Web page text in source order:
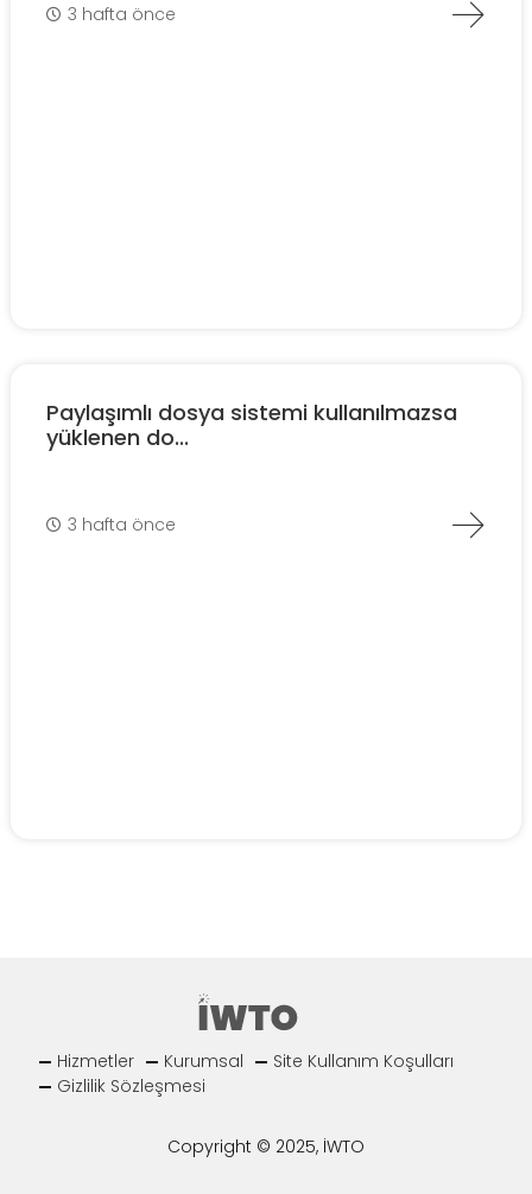
3 hafta önce
Paylaşımlı dosya sistemi kullanılmazsa
yüklenen do...
3 hafta önce
Hizmetler Kurumsal
Site Kullanım Koşulları
Gizlilik Sözleşmesi
Copyright © 2025, İWTO